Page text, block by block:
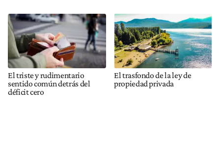
El triste y rudimentario
sentido común detrás del
déficit cero
El trasfondo de la ley de
propiedad privada